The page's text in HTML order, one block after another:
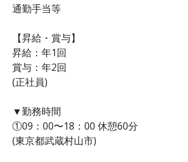
通勤手当等
【昇給・賞与】
昇給：年1回
賞与：年2回
(正社員)
▼勤務時間
①09：00〜18：00 休憩60分
(東京都武蔵村山市)